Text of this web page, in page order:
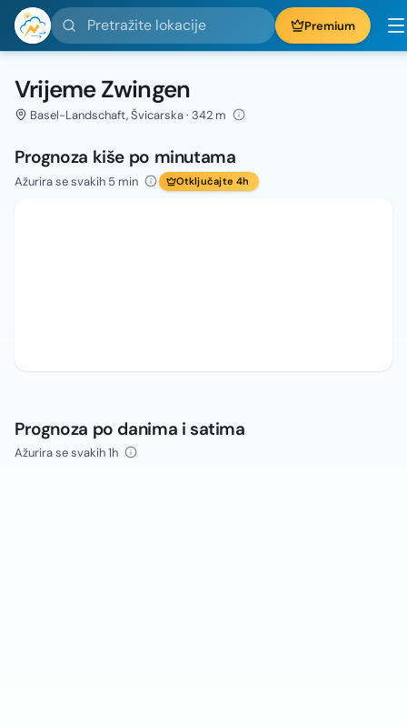
Pretražite lokacije Premium
Vrijeme Zwingen
Basel-Landschaft, Švicarska · 342 m
Prognoza kiše po minutama
Ažurira se svakih 5 min Otključajte 4h
Prognoza po danima i satima
Ažurira se svakih 1h